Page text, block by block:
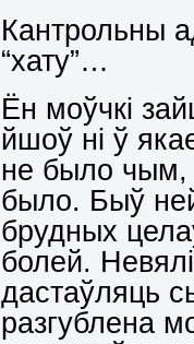
Кантрольны
“хату”…
Ён моўчкі
йшоў ні ў
не было чым,
было. Быў
брудных
болей.
дастаўляць
разгублена